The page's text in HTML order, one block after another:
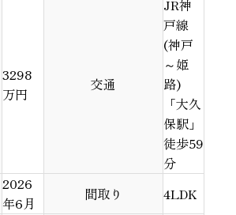
3298
万円
交通
JR神
戸線
(神戸
～姫
路)
「大久
保駅」
徒歩59
分
2026
年6月
間取り 4LDK